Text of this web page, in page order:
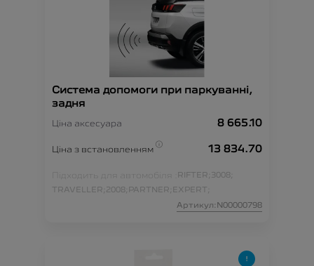
Система допомоги при паркуванні,
задня
Ціна аксесуара 8 665.10
Ціна з встановленням 13 834.70
Підходить для автомобіля : RIFTER; 3008;
TRAVELLER; 2008; PARTNER; EXPERT;
Артикул:N00000798